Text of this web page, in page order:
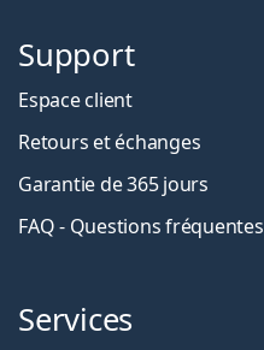
Support
Espace client
Retours et échanges
Garantie de 365 jours
FAQ - Questions fréquentes
Services